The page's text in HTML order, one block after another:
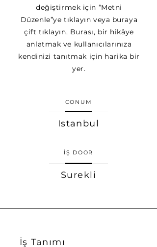
değiştirmek için “Metni
Düzenle”ye tıklayın veya buraya
çift tıklayın. Burası, bir hikâye
anlatmak ve kullanıcılarınıza
kendinizi tanıtmak için harika bir
yer.
CONUM
Istanbul
İŞ DOOR
Surekli
İş Tanımı